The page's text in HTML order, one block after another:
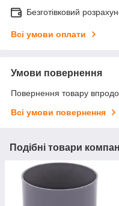
Безготівковий
Всі умови оплати
Умови повернення
Повернення товару
Всі умови повернення
Подібні товари